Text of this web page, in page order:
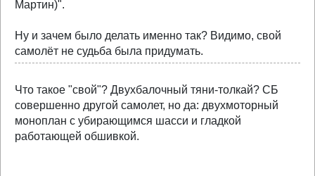
Мартин)".
Ну и зачем было делать именно так? Видимо, свой
самолёт не судьба была придумать.
Что такое "свой"? Двухбалочный тяни-толкай? СБ
совершенно другой самолет, но да: двухмоторный
моноплан с убирающимся шасси и гладкой
работающей обшивкой.